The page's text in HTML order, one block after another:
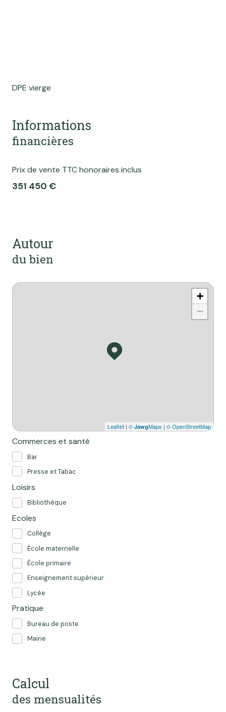
DPE vierge
Informations
financières
Prix de vente TTC honoraires inclus
351 450 €
Autour
du bien
+
−
Leaflet | © JawgMaps | © OpenStreetMap
Commerces et santé
Bar
Presse et Tabac
Loisirs
Bibliothèque
Ecoles
Collège
École maternelle
École primaire
Enseignement supérieur
Lycée
Pratique
Bureau de poste
Mairie
Calcul
des mensualités